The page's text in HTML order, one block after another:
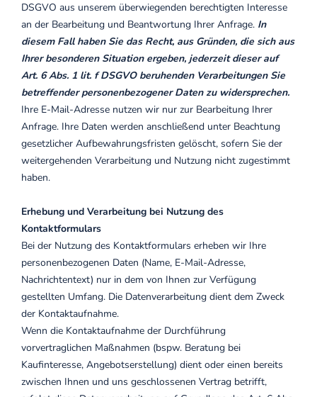
DSGVO aus unserem überwiegenden berechtigten Interesse
an der Bearbeitung und Beantwortung Ihrer Anfrage. In
diesem Fall haben Sie das Recht, aus Gründen, die sich aus
Ihrer besonderen Situation ergeben, jederzeit dieser auf
Art. 6 Abs. 1 lit. f DSGVO beruhenden Verarbeitungen Sie
betreffender personenbezogener Daten zu widersprechen.
Ihre E-Mail-Adresse nutzen wir nur zur Bearbeitung Ihrer
Anfrage. Ihre Daten werden anschließend unter Beachtung
gesetzlicher Aufbewahrungsfristen gelöscht, sofern Sie der
weitergehenden Verarbeitung und Nutzung nicht zugestimmt
haben.
Erhebung und Verarbeitung bei Nutzung des
Kontaktformulars
Bei der Nutzung des Kontaktformulars erheben wir Ihre
personenbezogenen Daten (Name, E-Mail-Adresse,
Nachrichtentext) nur in dem von Ihnen zur Verfügung
gestellten Umfang. Die Datenverarbeitung dient dem Zweck
der Kontaktaufnahme.
Wenn die Kontaktaufnahme der Durchführung
vorvertraglichen Maßnahmen (bspw. Beratung bei
Kaufinteresse, Angebotserstellung) dient oder einen bereits
zwischen Ihnen und uns geschlossenen Vertrag betrifft,